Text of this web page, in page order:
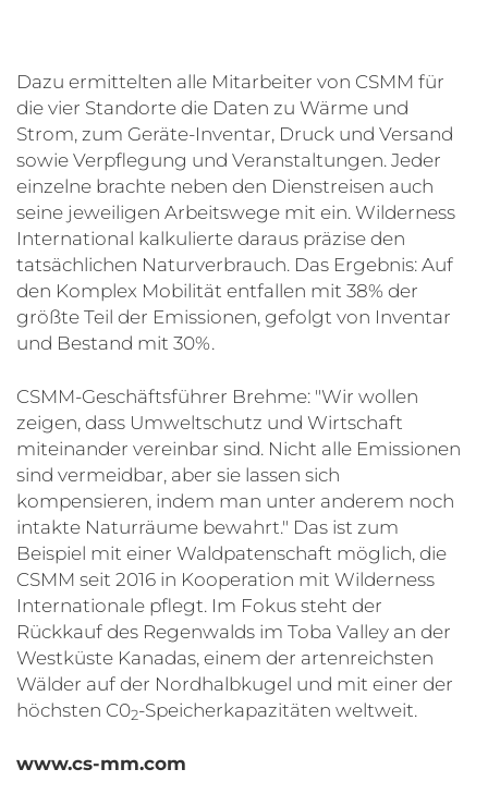
Dazu ermittelten alle Mitarbeiter von CSMM für
die vier Standorte die Daten zu Wärme und
Strom, zum Geräte-Inventar, Druck und Versand
sowie Verpflegung und Veranstaltungen. Jeder
einzelne brachte neben den Dienstreisen auch
seine jeweiligen Arbeitswege mit ein. Wilderness
International kalkulierte daraus präzise den
tatsächlichen Naturverbrauch. Das Ergebnis: Auf
den Komplex Mobilität entfallen mit 38% der
größte Teil der Emissionen, gefolgt von Inventar
und Bestand mit 30%.
CSMM-Geschäftsführer Brehme: "Wir wollen
zeigen, dass Umweltschutz und Wirtschaft
miteinander vereinbar sind. Nicht alle Emissionen
sind vermeidbar, aber sie lassen sich
kompensieren, indem man unter anderem noch
intakte Naturräume bewahrt." Das ist zum
Beispiel mit einer Waldpatenschaft möglich, die
CSMM seit 2016 in Kooperation mit Wilderness
Internationale pflegt. Im Fokus steht der
Rückkauf des Regenwalds im Toba Valley an der
Westküste Kanadas, einem der artenreichsten
Wälder auf der Nordhalbkugel und mit einer der
höchsten C02-Speicherkapazitäten weltweit.
www.cs-mm.com